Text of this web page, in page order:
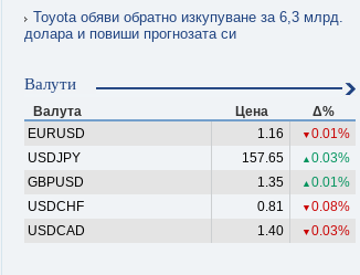
Toyota обяви обратно изкупуване за 6,3 млрд.
долара и повиши прогнозата си
Валути
Валута Цена
Δ%
EURUSD
1.16 ▼ 0.01%
USDJPY
157.65 ▲ 0.03%
GBPUSD
1.35 ▲ 0.01%
USDCHF
0.81 ▼ 0.08%
USDCAD
1.40 ▼ 0.03%